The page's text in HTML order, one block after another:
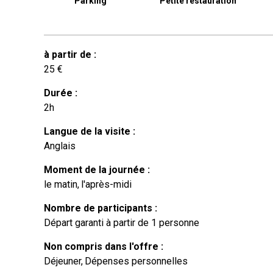
à partir de :
25 €
Durée :
2h
Langue de la visite :
Anglais
Moment de la journée :
le matin l'après-midi
Nombre de participants :
Départ garanti à partir de 1 personne
Non compris dans l'offre :
Déjeuner Dépenses personnelles